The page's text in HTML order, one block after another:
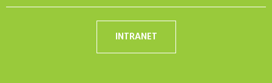
INTRANET